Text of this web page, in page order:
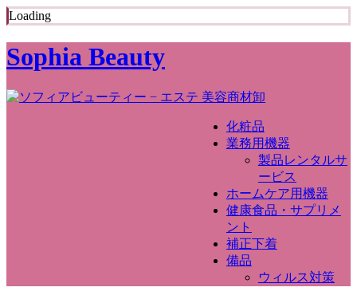
Loading
Sophia Beauty
化粧品
業務用機器
製品レンタルサ
ービス
ホームケア用機器
健康食品・サプリメ
ント
補正下着
備品
ウィルス対策